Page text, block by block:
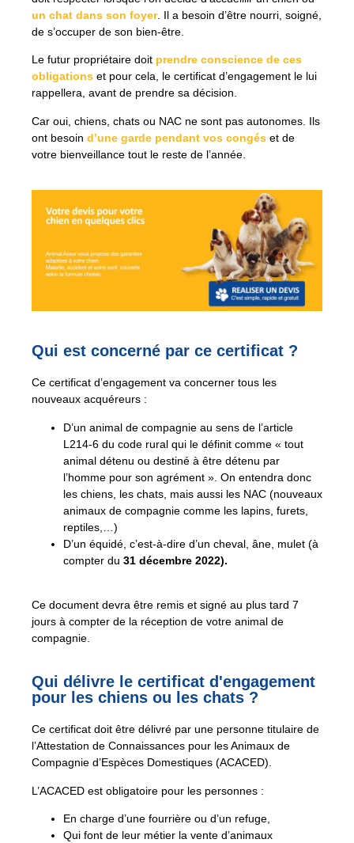
un chat dans son foyer. Il a besoin d’être nourri, soigné,
de s’occuper de son bien-être.
Le futur propriétaire doit prendre conscience de ces
obligations et pour cela, le certificat d’engagement le lui
rappellera, avant de prendre sa décision.
Car oui, chiens, chats ou NAC ne sont pas autonomes. Ils
ont besoin d’une garde pendant vos congés et de
votre bienveillance tout le reste de l’année.
Qui est concerné par ce certificat ?
Ce certificat d’engagement va concerner tous les
nouveaux acquéreurs :
D’un animal de compagnie au sens de l’article
L214-6 du code rural qui le définit comme « tout
animal détenu ou destiné à être détenu par
l’homme pour son agrément ». On entendra donc
les chiens, les chats, mais aussi les NAC (nouveaux
animaux de compagnie comme les lapins, furets,
reptiles,…)
D’un équidé, c’est-à-dire d’un cheval, âne, mulet (à
compter du 31 décembre 2022).
Ce document devra être remis et signé au plus tard 7
jours à compter de la réception de votre animal de
compagnie.
Qui délivre le certificat d'engagement
pour les chiens ou les chats ?
Ce certificat doit être délivré par une personne titulaire de
l’Attestation de Connaissances pour les Animaux de
Compagnie d’Espèces Domestiques (ACACED).
L’ACACED est obligatoire pour les personnes :
En charge d’une fourrière ou d’un refuge,
Qui font de leur métier la vente d’animaux